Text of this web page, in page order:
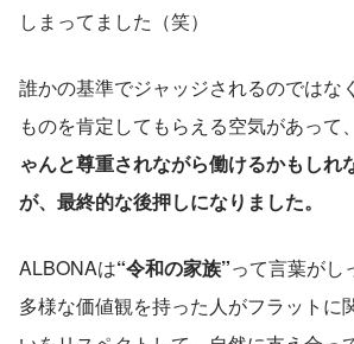
しまってました（笑）
誰かの基準でジャッジされるのではな
ものを肯定してもらえる空気があって、
ゃんと尊重されながら働けるかもしれ
が、最終的な後押しになりました。
ALBONAは“令和の家族”って言葉がし
多様な価値観を持った人がフラットに